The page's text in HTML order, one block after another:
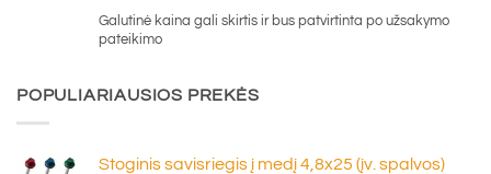
Galutinė kaina gali skirtis ir bus patvirtinta po užsakymo
pateikimo
POPULIARIAUSIOS PREKĖS
Stoginis savisriegis į medį 4,8x25 (įv. spalvos)